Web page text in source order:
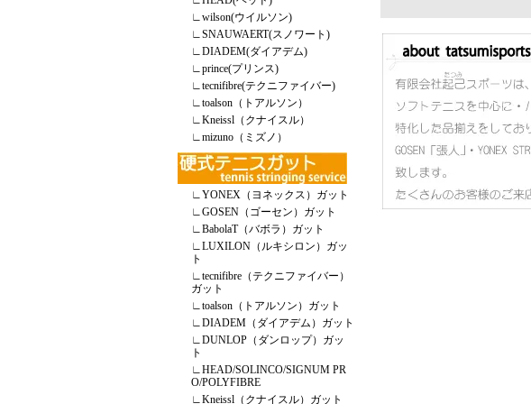
∟wilson(ウイルソン)
∟SNAUWAERT(スノワート)
∟DIADEM(ダイアデム)
∟prince(プリンス)
∟tecnifibre(テクニファイバー)
∟toalson（トアルソン）
∟Kneissl（クナイスル）
∟mizuno（ミズノ）
∟YONEX（ヨネックス）ガット
∟GOSEN（ゴーセン）ガット
∟BabolaT（バボラ）ガット
∟LUXILON（ルキシロン）ガッ
ト
∟tecnifibre（テクニファイバー）
ガット
∟toalson（トアルソン）ガット
∟DIADEM（ダイアデム）ガット
∟DUNLOP（ダンロップ）ガッ
ト
∟HEAD/SOLINCO/SIGNUM PR
O/POLYFIBRE
∟Kneissl（クナイスル）ガット